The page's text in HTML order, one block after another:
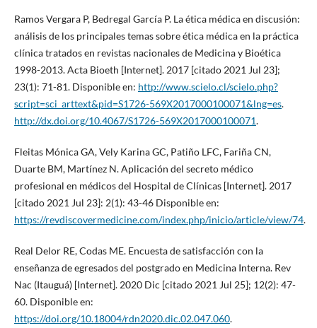
Ramos Vergara P, Bedregal García P. La ética médica en discusión:
análisis de los principales temas sobre ética médica en la práctica
clínica tratados en revistas nacionales de Medicina y Bioética
1998-2013. Acta Bioeth [Internet]. 2017 [citado 2021 Jul 23];
23(1): 71-81. Disponible en: http://www.scielo.cl/scielo.php?
script=sci_arttext&pid=S1726-569X2017000100071&lng=es.
http://dx.doi.org/10.4067/S1726-569X2017000100071.
Fleitas Mónica GA, Vely Karina GC, Patiño LFC, Fariña CN,
Duarte BM, Martínez N. Aplicación del secreto médico
profesional en médicos del Hospital de Clínicas [Internet]. 2017
[citado 2021 Jul 23]: 2(1): 43-46 Disponible en:
https://revdiscovermedicine.com/index.php/inicio/article/view/74.
Real Delor RE, Codas ME. Encuesta de satisfacción con la
enseñanza de egresados del postgrado en Medicina Interna. Rev
Nac (Itauguá) [Internet]. 2020 Dic [citado 2021 Jul 25]; 12(2): 47-
60. Disponible en:
https://doi.org/10.18004/rdn2020.dic.02.047.060.